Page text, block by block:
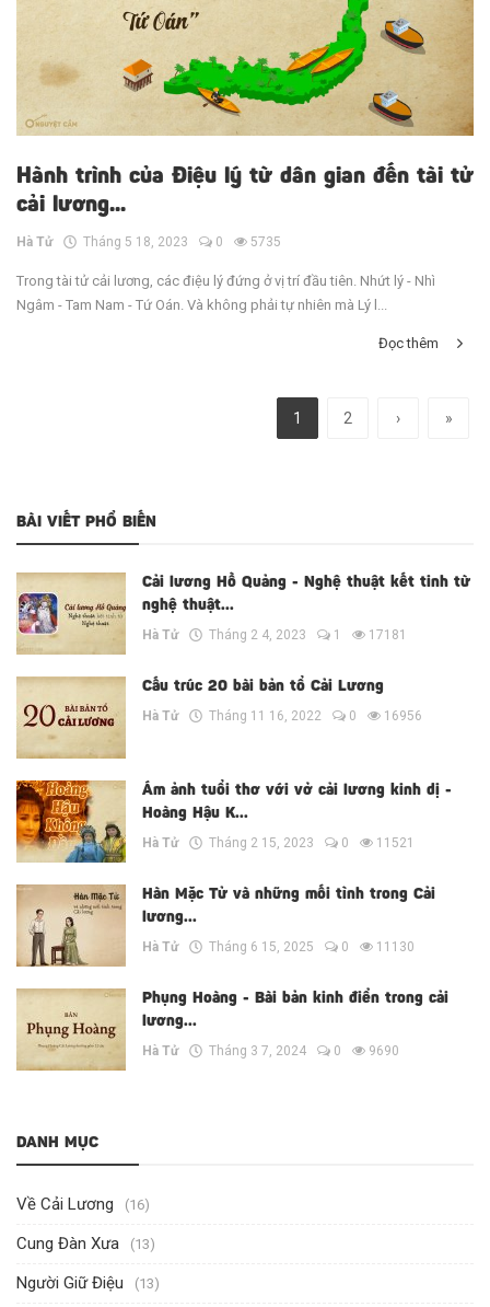
Hành trình của Điệu lý từ dân gian đến tài tử
cải lương...
Hà Tử Tháng 5 18, 2023 0 5735
Trong tài tử cải lương, các điệu lý đứng ở vị trí đầu tiên. Nhứt lý - Nhì
Ngâm - Tam Nam - Tứ Oán. Và không phải tự nhiên mà Lý l...
Đọc thêm
1 2 › »
BÀI VIẾT PHỔ BIẾN
Cải lương Hồ Quảng - Nghệ thuật kết tinh từ
nghệ thuật...
Hà Tử
Tháng 2 4, 2023 1 17181
Cấu trúc 20 bài bản tổ Cải Lương
Hà Tử
Tháng 11 16, 2022 0 16956
Ám ảnh tuổi thơ với vở cải lương kinh dị -
Hoàng Hậu K...
Hà Tử
Tháng 2 15, 2023 0 11521
Hàn Mặc Tử và những mối tình trong Cải
lương...
Hà Tử
Tháng 6 15, 2025 0 11130
Phụng Hoàng - Bài bản kinh điển trong cải
lương...
Hà Tử
Tháng 3 7, 2024 0 9690
DANH MỤC
Về Cải Lương (16)
Cung Đàn Xưa (13)
Người Giữ Điệu (13)